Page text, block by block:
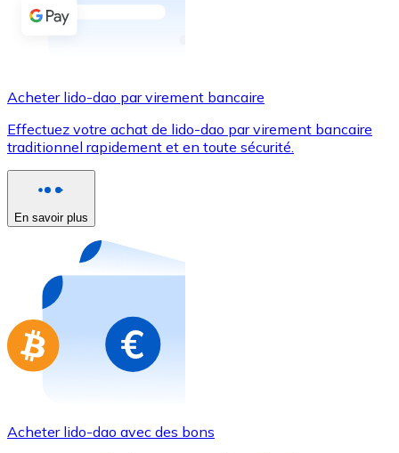
Virement SEPA
Utilisez les cartes Visa et Mastercard pour acheter
Acheter avec carte
Nouveau
Achetez des cartes-cadeaux de vos marques
Aller à la boutique de cartes-cadeaux
Acheter lido-dao par virement bancaire
Effectuez votre achat de lido-dao par virement bancaire
traditionnel rapidement et en toute sécurité.
En savoir plus
Acheter lido-dao avec des bons